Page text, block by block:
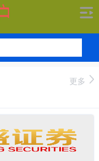
更多